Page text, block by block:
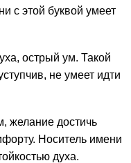
с этой буквой умеет
острый ум. Такой
не умеет идти
желание достичь
Носитель имени
духа.